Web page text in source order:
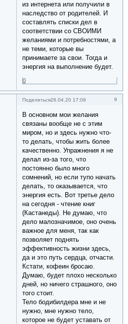
из интернета или получили в
наследство от родителей. И
составлять списки дел в
соответствии со СВОИМИ
желаниями и потребностями, а
не теми, которые вы
принимаете за свои. Тогда и
энергия на выполнение будет.
0
Поделиться 9
26.04.20 17:09
В основном мои желания
связаны вообще не с этим
миром, но и здесь нужно что-
то делать, чтобы жить более
качественно. Упражнения я не
делал из-за того, что
постоянно было много
сомнений, но если тупо начать
делать, то оказывается, что
энергия есть. Вот третье дело
на сегодня - чтение книг
(Кастанеды). Не думаю, что
дело малозначимое, оно очень
важное для меня, так как
позволяет поднять
эффективность жизни здесь,
да и это путь сердца, отчасти.
Кстати, кофеин бросаю.
Думаю, будет плохо несколько
дней, но ничего страшного, оно
того стоит.
Тело бодибилдера мне и не
нужно, мне нужно тело,
которое не будет уставать от